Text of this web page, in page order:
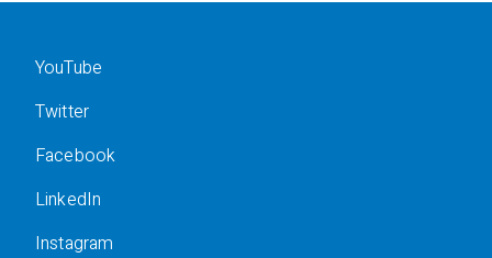
YouTube
Twitter
Facebook
LinkedIn
Instagram